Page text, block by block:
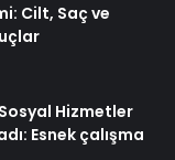
Cilt, Saç ve
Sosyal Hizmetler
Esnek çalışma